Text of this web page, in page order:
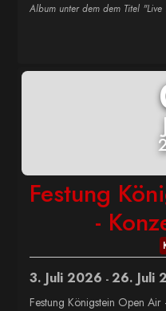
Album unter dem dem Titel "Live
Festung
-
3. Juli 2026 - 26. Juli
Festung Königstein Open Air